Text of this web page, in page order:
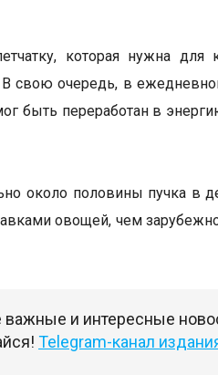
которая нужна для
свою очередь, в
быть переработан в
около половины пучка в
овощей, чем
и интересные
Telegram-канал